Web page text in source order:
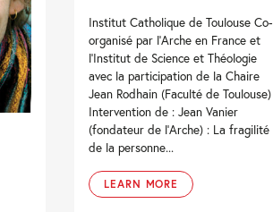
Institut Catholique de Toulouse Co-
organisé par l'Arche en France et
l'Institut de Science et Théologie
avec la participation de la Chaire
Jean Rodhain (Faculté de Toulouse)
Intervention de : Jean Vanier
(fondateur de l'Arche) : La fragilité
de la personne...
LEARN MORE